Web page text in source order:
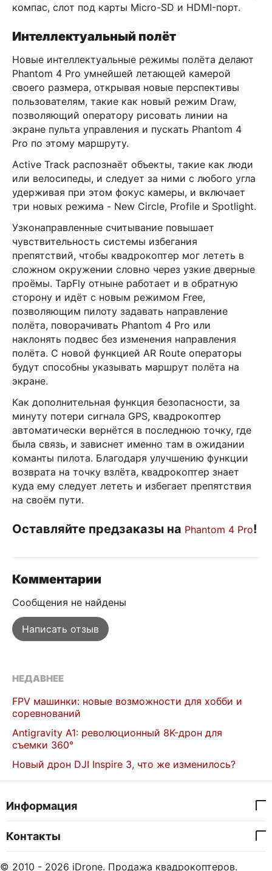
компас, слот под карты Micro-SD и HDMI-порт.
Интеллектуальный полёт
Новые интеллектуальные режимы полёта делают
Phantom 4 Pro умнейшей летающей камерой
своего размера, открывая новые перспективы
пользователям, такие как новый режим Draw,
позволяющий оператору рисовать линии на
экране пульта управления и пускать Phantom 4
Pro по этому маршруту.
Active Track распознаёт объекты, такие как люди
или велосипеды, и следует за ними с любого угла
удерживая при этом фокус камеры, и включает
три новых режима - New Circle, Profile и Spotlight.
Узконаправленные считывание повышает
чувствительность системы избегания
препятствий, чтобы квадрокоптер мог лететь в
сложном окружении словно через узкие дверные
проёмы. TapFly отныне работает и в обратную
сторону и идёт с новым режимом Free,
позволяющим пилоту задавать направление
полёта, поворачивать Phantom 4 Pro или
наклонять подвес без изменения направления
полёта. С новой функцией AR Route операторы
будут способны указывать маршрут полёта на
экране.
Как дополнительная функция безопасности, за
минуту потери сигнала GPS, квадрокоптер
автоматически вернётся в последнюю точку, где
была связь, и зависнет именно там в ожидании
команты пилота. Благодаря улучшению функции
возврата на точку взлёта, квадрокоптер знает
куда ему следует лететь и избегает препятствия
на своём пути.
Оставляйте предзаказы на Phantom 4 Pro!
Комментарии
Сообщения не найдены
Написать отзыв
НЕДАВНЕЕ
FPV машинки: новые возможности для хобби и
соревнований
Antigravity A1: революционный 8K-дрон для
съемки 360°
Новый дрон DJI Inspire 3, что же изменилось?
Информация
Контакты
© 2010 - 2026 iDrone. Продажа квадрокоптеров.